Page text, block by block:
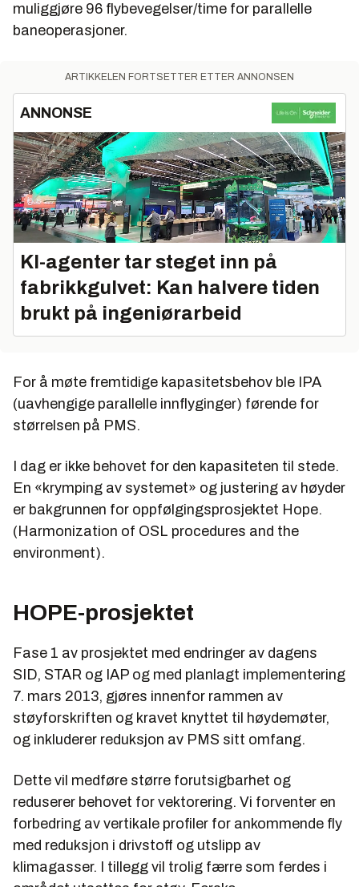
muliggjøre 96 flybevegelser/time for parallelle
baneoperasjoner.
ARTIKKELEN FORTSETTER ETTER ANNONSEN
ANNONSE
KI-agenter tar steget inn på
fabrikkgulvet: Kan halvere tiden
brukt på ingeniørarbeid
For å møte fremtidige kapasitetsbehov ble IPA
(uavhengige parallelle innflyginger) førende for
størrelsen på PMS.
I dag er ikke behovet for den kapasiteten til stede.
En «krymping av systemet» og justering av høyder
er bakgrunnen for oppfølgingsprosjektet Hope.
(Harmonization of OSL procedures and the
environment).
HOPE-prosjektet
Fase 1 av prosjektet med endringer av dagens
SID, STAR og IAP og med planlagt implementering
7. mars 2013, gjøres innenfor rammen av
støyforskriften og kravet knyttet til høydemøter,
og inkluderer reduksjon av PMS sitt omfang.
Dette vil medføre større forutsigbarhet og
reduserer behovet for vektorering. Vi forventer en
forbedring av vertikale profiler for ankommende fly
med reduksjon i drivstoff og utslipp av
klimagasser. I tillegg vil trolig færre som ferdes i